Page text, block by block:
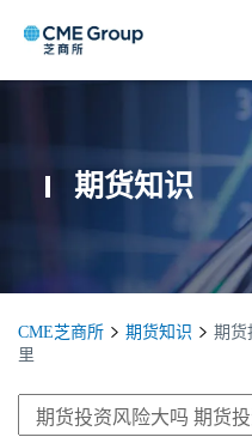
期货知识
CME芝商所 期货知识
期货
里